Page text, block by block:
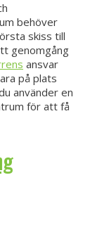
behöver
skiss till
genomgång
ansvar
på plats
använder en
för att få